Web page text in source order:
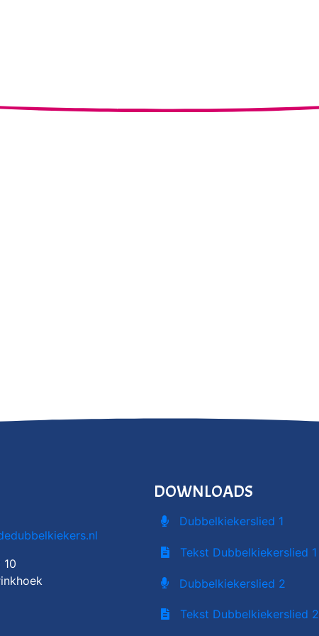
10
DOWNLOADS
Dubbelkiekerslied 1
Tekst Dubbelkiekerslied 1
Dubbelkiekerslied 2
Tekst Dubbelkiekerslied 2